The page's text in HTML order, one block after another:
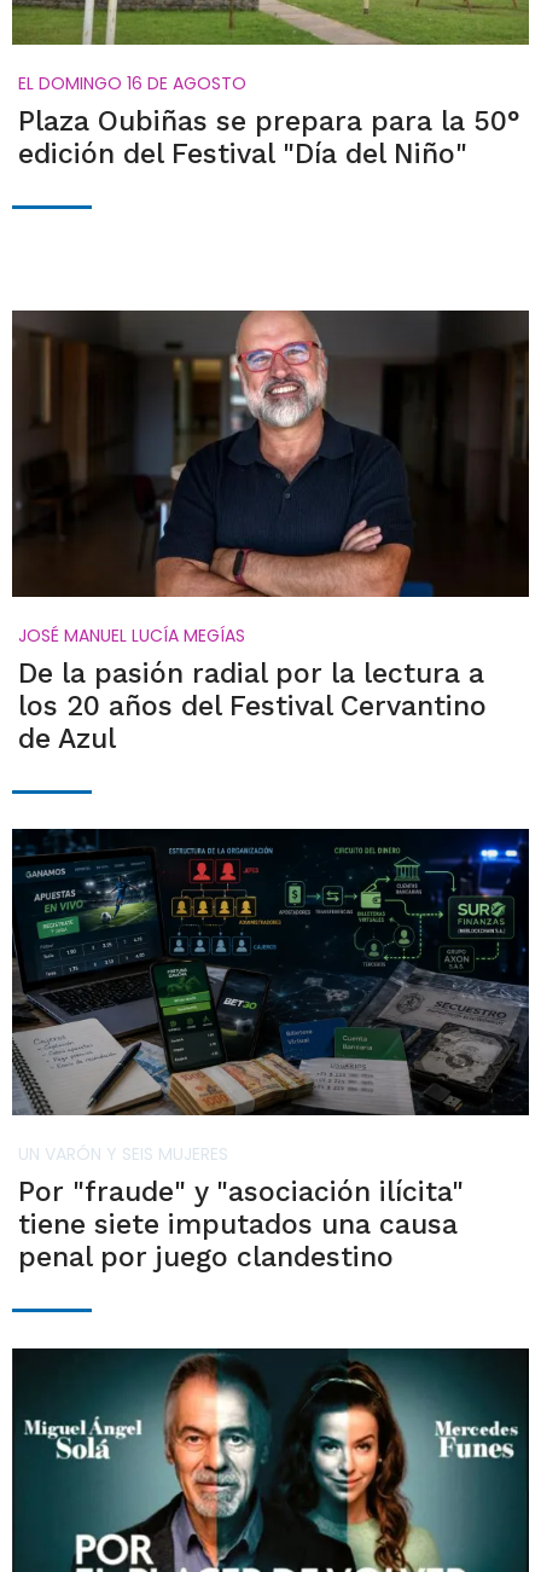
EL DOMINGO 16 DE AGOSTO
Plaza Oubiñas se prepara para la 50°
edición del Festival "Día del Niño"
JOSÉ MANUEL LUCÍA MEGÍAS
De la pasión radial por la lectura a
los 20 años del Festival Cervantino
de Azul
UN VARÓN Y SEIS MUJERES
Por "fraude" y "asociación ilícita"
tiene siete imputados una causa
penal por juego clandestino